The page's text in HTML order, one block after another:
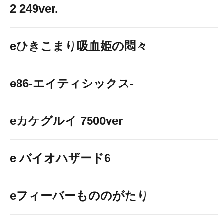
2 249ver.
eひきこまり吸血姫の悶々
e86-エイティシックス-
eカケグルイ 7500ver
e バイオハザード6
eフィーバーもののがたり